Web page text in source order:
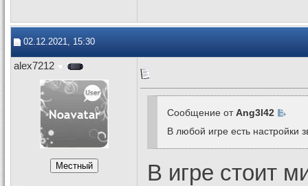
02.12.2021, 15:30
alex7212
Сообщение отAng3l42
В любой игре есть настройки
В игре стоит